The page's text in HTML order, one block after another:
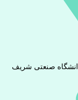
صنعتی شریف